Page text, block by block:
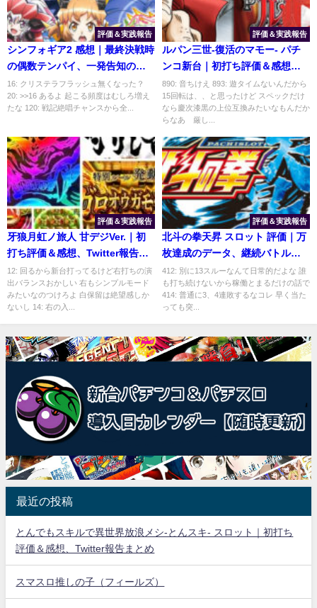
評価＆実践報告
シンフォギア2 感想｜最終決戦時
の偶数テンパイ、一発告知の発
生率
16: クリステラフラッシュ無くなった？
20: >>16 あるよ 起こる頻度はむしろ増え
たな 120: 戦記絶唱チャンスから全...
評価＆実践報告
ルパン三世-復活のマモー- パチ
ンコ新台｜初打ち評価＆感想、
実践報告まとめ
890: 音ちけえ 893: 遊タイムないんだから
15回転は、、と思ったけど スペックだけ
なら慶次漆黒の上位互換みたいなもんだか
らなあ 厳し...
評価＆実践報告
牙狼月虹ノ旅人 甘デジVer.｜初
打ち評価＆感想、Twitter報告ま
とめ
12: 回るから新台打ってるけど右打ちの演
出バランスおかしい 右もシンプルモード
みたいなのつけろよ 白保留は絶望感しか
ないし 14: 右の入...
評価＆実践報告
北斗の拳天昇 スロット 評価｜万
枚達成のデータ、継続バトルの
デキレ感
412: 別に13スルーなんて日常的だよな 誰
も打ち続けないから稼働とまるだけの話で
414: 普通に3、4連敗するなコレ 早く当た
っても突...
最近の投稿
とんでもスキルで異世界放浪メシ-とんスキ- スロット｜初打ち
評価＆感想、Twitter報告まとめ
スマスロ推しの子（フィールズ）